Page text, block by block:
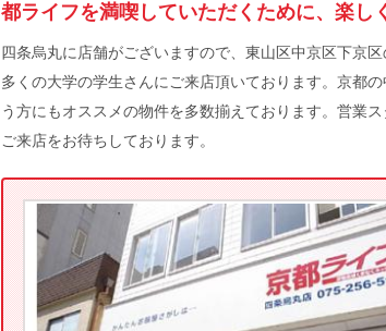
都ライフを満喫していただくために、楽し
四条烏丸に店舗がございますので、東山区中京区下京
多くの大学の学生さんにご来店頂いております。京都
う方にもオススメの物件を多数揃えております。営業
ご来店をお待ちしております。